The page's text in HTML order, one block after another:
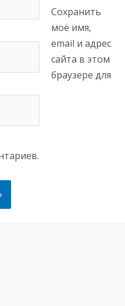
Сохранить
моё имя,
email и адрес
сайта в этом
браузере для